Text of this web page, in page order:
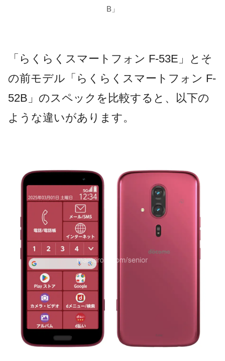
B」
「らくらくスマートフォン F-53E」とそ
の前モデル「らくらくスマートフォン F-
52B」のスペックを比較すると、以下の
ような違いがあります。